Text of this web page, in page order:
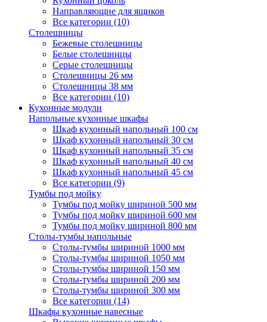
Направляющие для ящиков
Все категории (10)
Столешницы
Бежевые столешницы
Белые столешницы
Серые столешницы
Столешницы 26 мм
Столешницы 38 мм
Все категории (10)
Кухонные модули
Напольные кухонные шкафы
Шкаф кухонный напольный 100 см
Шкаф кухонный напольный 30 см
Шкаф кухонный напольный 35 см
Шкаф кухонный напольный 40 см
Шкаф кухонный напольный 45 см
Все категории (9)
Тумбы под мойку
Тумбы под мойку шириной 500 мм
Тумбы под мойку шириной 600 мм
Тумбы под мойку шириной 800 мм
Столы-тумбы напольные
Столы-тумбы шириной 1000 мм
Столы-тумбы шириной 1050 мм
Столы-тумбы шириной 150 мм
Столы-тумбы шириной 200 мм
Столы-тумбы шириной 300 мм
Все категории (14)
Шкафы кухонные навесные